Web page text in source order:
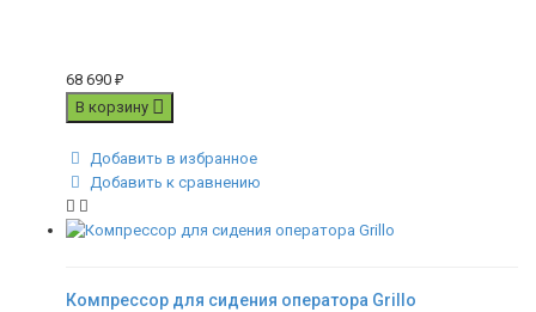
68 690 ₽
В корзину
Добавить в избранное
Добавить к сравнению
Компрессор для сидения оператора Grillo